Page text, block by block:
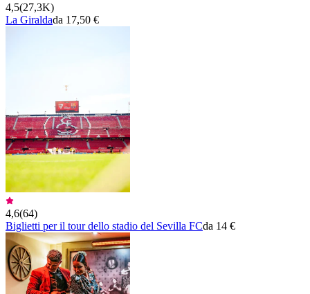
4,5(27,3K)
La Giraldada 17,50 €
4,6(64)
Biglietti per il tour dello stadio del Sevilla FCda 14 €